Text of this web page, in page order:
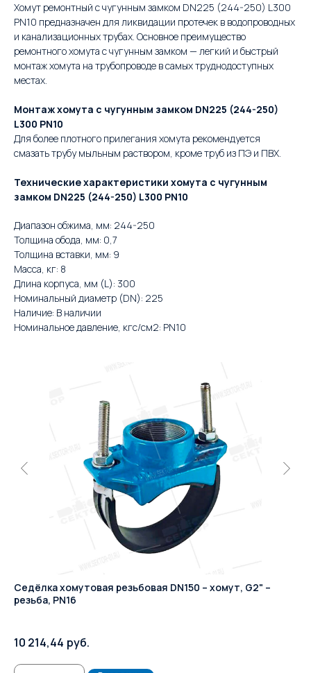
Хомут ремонтный с чугунным замком DN225 (244-250) L300
PN10 предназначен для ликвидации протечек в водопроводных
и канализационных трубах. Основное преимущество
ремонтного хомута с чугунным замком — легкий и быстрый
монтаж хомута на трубопроводе в самых труднодоступных
местах.
Монтаж хомута с чугунным замком DN225 (244-250)
L300 PN10
Для более плотного прилегания хомута рекомендуется
смазать трубу мыльным раствором, кроме труб из ПЭ и ПВХ.
Технические характеристики хомута с чугунным
замком DN225 (244-250) L300 PN10
Диапазон обжима, мм: 244-250
Толщина обода, мм: 0,7
Толщина вставки, мм: 9
Масса, кг: 8
Длина корпуса, мм (L): 300
Номинальный диаметр (DN): 225
Наличие: В наличии
Номинальное давление, кгс/см2: PN10
Седёлка хомутовая резьбовая DN150 – хомут, G2" –
резьба, PN16
10 214,44 руб.